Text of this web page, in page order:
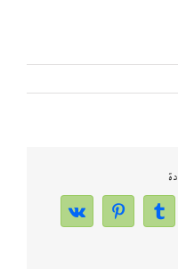
Tumblr
Pinterest
Vk